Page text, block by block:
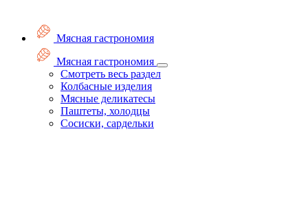
Мясная гастрономия
Мясная гастрономия
Смотреть весь раздел
Колбасные изделия
Мясные деликатесы
Паштеты, холодцы
Сосиски, сардельки